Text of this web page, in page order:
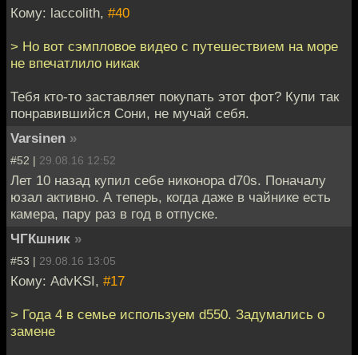
Кому: laccolith, #40
> Но вот сэмпловое видео с путешествием на море
не впечатлило никак
Тебя кто-то заставляет покупать этот фот? Купи так
понравившийся Сони, не мучай себя.
Varsinen »
#52 | 29.08.16 12:52
Лет 10 назад купил себе никонора d70s. Поначалу
юзал активно. А теперь, когда даже в чайнике есть
камера, пару раз в год в отпуске.
ЧГКшник »
#53 | 29.08.16 13:05
Кому: AdvKSI, #17
> Года 4 в семье используем d550. Задумались о
замене